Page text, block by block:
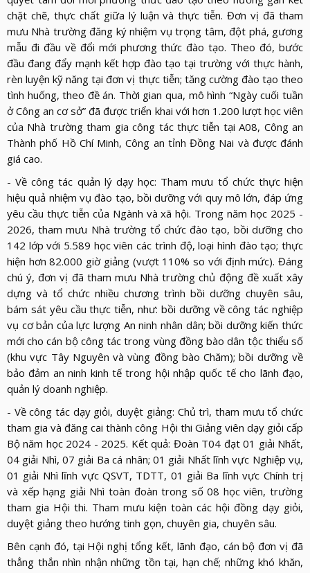
chặt chẽ, thực chất giữa lý luận và thực tiễn. Đơn vị đã tham
mưu Nhà trường đăng ký nhiệm vụ trọng tâm, đột phá, gương
mẫu đi đầu về đổi mới phương thức đào tạo. Theo đó, bước
đầu đang đẩy mạnh kết hợp đào tạo tại trường với thực hành,
rèn luyện kỹ năng tại đơn vị thực tiễn; tăng cường đào tạo theo
tình huống, theo đề án. Thời gian qua, mô hình “Ngày cuối tuần
ở Công an cơ sở” đã được triển khai với hơn 1.200 lượt học viên
của Nhà trường tham gia công tác thực tiễn tại A08, Công an
Thành phố Hồ Chí Minh, Công an tỉnh Đồng Nai và được đánh
giá cao.
- Về công tác quản lý dạy học: Tham mưu tổ chức thực hiện
hiệu quả nhiệm vụ đào tạo, bồi dưỡng với quy mô lớn, đáp ứng
yêu cầu thực tiễn của Ngành và xã hội. Trong năm học 2025 -
2026, tham mưu Nhà trường tổ chức đào tạo, bồi dưỡng cho
142 lớp với 5.589 học viên các trình độ, loại hình đào tạo; thực
hiện hơn 82.000 giờ giảng (vượt 110% so với định mức). Đáng
chú ý, đơn vị đã tham mưu Nhà trường chủ động đề xuất xây
dựng và tổ chức nhiều chương trình bồi dưỡng chuyên sâu,
bám sát yêu cầu thực tiễn, như: bồi dưỡng về công tác nghiệp
vụ cơ bản của lực lượng An ninh nhân dân; bồi dưỡng kiến thức
mới cho cán bộ công tác trong vùng đồng bào dân tộc thiểu số
(khu vực Tây Nguyên và vùng đồng bào Chăm); bồi dưỡng về
bảo đảm an ninh kinh tế trong hội nhập quốc tế cho lãnh đạo,
quản lý doanh nghiệp.
- Về công tác dạy giỏi, duyệt giảng: Chủ trì, tham mưu tổ chức
tham gia và đăng cai thành công Hội thi Giảng viên dạy giỏi cấp
Bộ năm học 2024 - 2025. Kết quả: Đoàn T04 đạt 01 giải Nhất,
04 giải Nhì, 07 giải Ba cá nhân; 01 giải Nhất lĩnh vực Nghiệp vụ,
01 giải Nhì lĩnh vực QSVT, TDTT, 01 giải Ba lĩnh vực Chính trị
và xếp hạng giải Nhì toàn đoàn trong số 08 học viên, trường
tham gia Hội thi. Tham mưu kiện toàn các hội đồng dạy giỏi,
duyệt giảng theo hướng tinh gọn, chuyên gia, chuyên sâu.
Bên cạnh đó, tại Hội nghị tổng kết, lãnh đạo, cán bộ đơn vị đã
thẳng thắn nhìn nhận những tồn tại, hạn chế; những khó khăn,